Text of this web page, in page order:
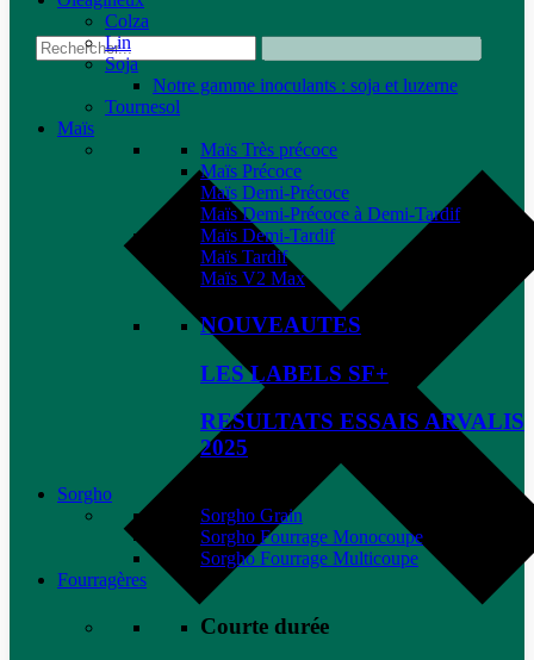
Colza
Lin
Soja
Notre gamme inoculants : soja et luzerne
Tournesol
Maïs
Maïs Très précoce
Maïs Précoce
Maïs Demi-Précoce
Maïs Demi-Précoce à Demi-Tardif
Maïs Demi-Tardif
Maïs Tardif
Maïs V2 Max
NOUVEAUTES
LES LABELS SF+
RESULTATS ESSAIS ARVALIS
2025
Sorgho
Sorgho Grain
Sorgho Fourrage Monocoupe
Sorgho Fourrage Multicoupe
Fourragères
Courte durée